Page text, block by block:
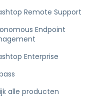
Remote Support
Endpoint
Enterprise
alle producten